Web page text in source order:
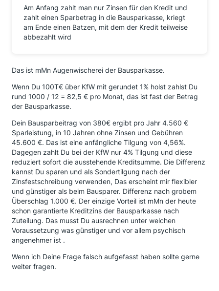
Am Anfang zahlt man nur Zinsen für den Kredit und
zahlt einen Sparbetrag in die Bausparkasse, kriegt
am Ende einen Batzen, mit dem der Kredit teilweise
abbezahlt wird
Das ist mMn Augenwischerei der Bausparkasse.
Wenn Du 100T€ über KfW mit gerundet 1% holst zahlst Du
rund 1000 / 12 = 82,5 € pro Monat, das ist fast der Betrag
der Bausparkasse.
Dein Bausparbeitrag von 380€ ergibt pro Jahr 4.560 €
Sparleistung, in 10 Jahren ohne Zinsen und Gebühren
45.600 €. Das ist eine anfängliche Tilgung von 4,56%.
Dagegen zahlt Du bei der KfW nur 4% Tilgung und diese
reduziert sofort die ausstehende Kreditsumme. Die Differenz
kannst Du sparen und als Sondertilgung nach der
Zinsfestschreibung verwenden, Das erscheint mir flexibler
und günstiger als beim Bausparer. Differenz nach grobem
Überschlag 1.000 €. Der einzige Vorteil ist mMn der heute
schon garantierte Kreditzins der Bausparkasse nach
Zuteilung. Das musst Du ausrechnen unter welchen
Voraussetzung was günstiger und vor allem psychisch
angenehmer ist .
Wenn ich Deine Frage falsch aufgefasst haben sollte gerne
weiter fragen.